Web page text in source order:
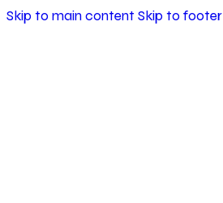
Skip to main content Skip to footer